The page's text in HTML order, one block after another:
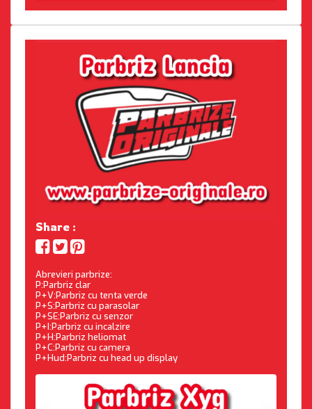
Share :
Abrevieri parbrize:
P:Parbriz clar
P+V:Parbriz cu tenta verde
P+S:Parbriz cu parasolar
P+SE:Parbriz cu senzor
P+I:Parbriz cu incalzire
P+H:Parbriz heliomat
P+C:Parbriz cu camera
P+Hud:Parbriz cu head up display